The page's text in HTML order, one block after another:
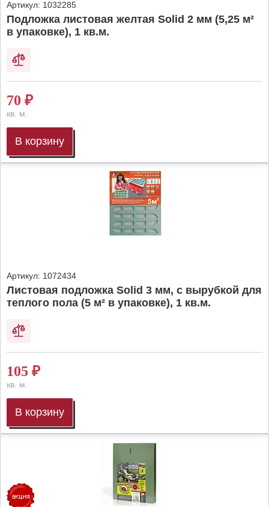
Артикул: 1032285
Подложка листовая желтая Solid 2 мм (5,25 м²
в упаковке), 1 кв.м.
70 ₽
кв. м.
В корзину
Артикул: 1072434
Листовая подложка Solid 3 мм, с вырубкой для
теплого пола (5 м² в упаковке), 1 кв.м.
105 ₽
кв. м.
В корзину